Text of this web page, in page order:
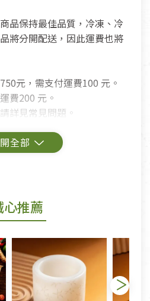
品保持最佳品質，冷凍、冷
將分開配送，因此運費也將
元，需支付運費100 元。
費200 元。
詳見常見問題。
不適用七天鑑賞期商品」情
恕不接受退換貨.
品七天免費鑑賞期(含例假
品未經使用或被汙損(除商品
換貨。
心推薦